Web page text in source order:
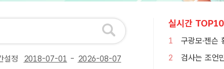
설정 -
실시간 TOP10
1
2